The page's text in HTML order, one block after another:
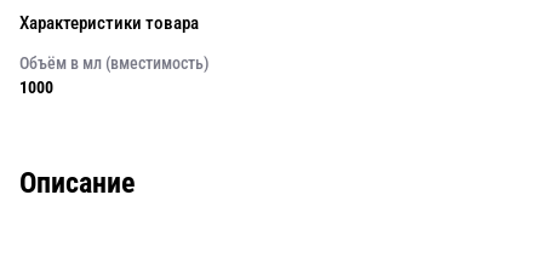
Характеристики товара
Объём в мл (вместимость)
1000
Описание